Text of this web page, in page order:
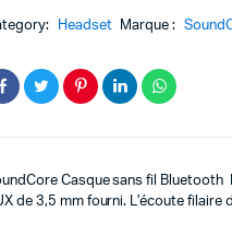
prix
initial
prix
Headset Marque :
Casque sans fil Bluetooth
de 3,5 mm fourni. L’écoute